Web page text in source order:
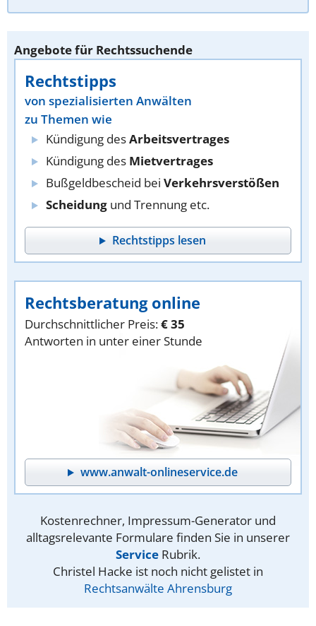
Angebote für Rechtssuchende
Rechtstipps
von spezialisierten Anwälten
zu Themen wie
Kündigung desArbeitsvertrages
Kündigung des Mietvertrages
Bußgeldbescheid bei Verkehrsverstößen
Scheidung und Trennung etc.
Rechtstipps lesen
Rechtsberatung online
Durchschnittlicher Preis:€ 35
Antworten in unter einer Stunde
www.anwalt-onlineservice.de
Kostenrechner, Impressum-Generator und
alltagsrelevante Formulare finden Sie in unserer
Service Rubrik.
Christel Hacke ist noch nicht gelistet in
Rechtsanwälte Ahrensburg